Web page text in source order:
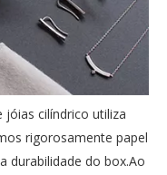
jóias cilíndrico utiliza
rigorosamente papel
durabilidade do box.Ao